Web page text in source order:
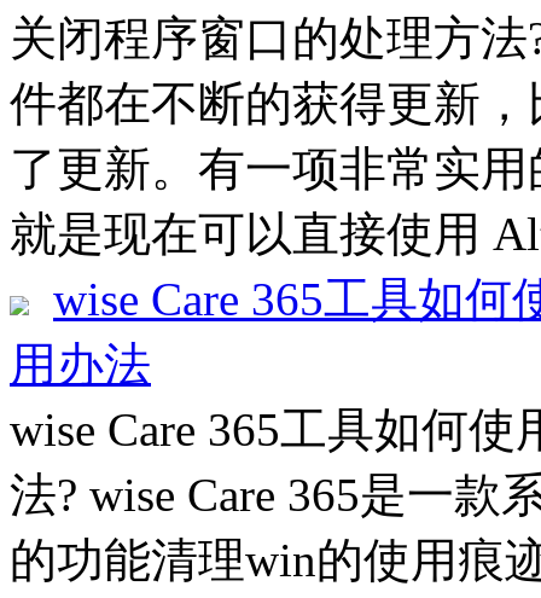
关闭程序窗口的处理方
件都在不断的获得更新
了更新。有一项非常实
就是现在可以直接使用
wise Care 365工具如何
用办法
wise Care 365工具如何使
法? wise Care 365是一
的功能清理win的使用痕